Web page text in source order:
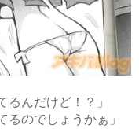
るんだけど！？」
るのでしょうかぁ」